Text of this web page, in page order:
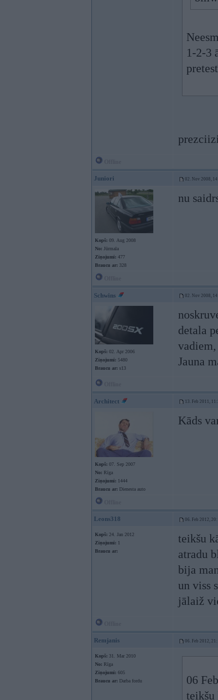
1-2-3
Juniori 02. Nov 2008,
Kopš: 09. Aug 2008
No: Jūrmala
Ziņojumi: 477
Braucu ar: 328
nu
Schwins 02. Nov 2008,
Kopš: 02. Apr 2006
Ziņojumi: 5480
Braucu ar: s13
detala
Jauna
Architect 13. Feb 2011,
Kopš: 07. Sep 2007
No: Rīga
Ziņojumi: 1444
Braucu ar: Dienesta auto
Kāds
Leons318 06. Feb 2012,
Kopš: 24. Jan 2012
Ziņojumi: 1
Braucu ar:
teikšu
atradu
bija
un viss
jālaiž
Remjanis 06. Feb 2012,
Kopš: 31. Mar 2010
No: Rīga
Ziņojumi: 605
Braucu ar: Darba fordu
06
teikšu